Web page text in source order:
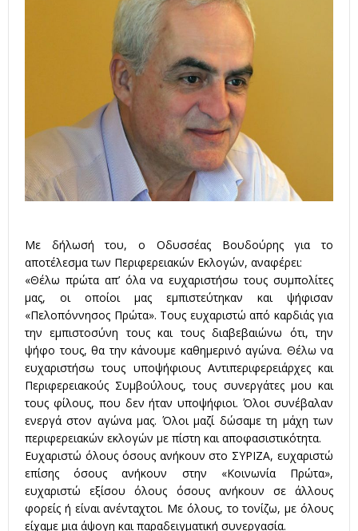
Με δήλωσή του, ο Οδυσσέας Βουδούρης για το
αποτέλεσμα των Περιφερειακών Εκλογών, αναφέρει:
«Θέλω πρώτα απ’ όλα να ευχαριστήσω τους συμπολίτες
μας, οι οποίοι μας εμπιστεύτηκαν και ψήφισαν
«Πελοπόννησος Πρώτα». Τους ευχαριστώ από καρδιάς για
την εμπιστοσύνη τους και τους διαβεβαιώνω ότι, την
ψήφο τους, θα την κάνουμε καθημερινό αγώνα. Θέλω να
ευχαριστήσω τους υποψήφιους Αντιπεριφερειάρχες και
Περιφερειακούς Συμβούλους, τους συνεργάτες μου και
τους φίλους, που δεν ήταν υποψήφιοι. Όλοι συνέβαλαν
ενεργά στον αγώνα μας. Όλοι μαζί δώσαμε τη μάχη των
περιφερειακών εκλογών με πίστη και αποφασιστικότητα.
Ευχαριστώ όλους όσους ανήκουν στο ΣΥΡΙΖΑ, ευχαριστώ
επίσης όσους ανήκουν στην «Κοινωνία Πρώτα»,
ευχαριστώ εξίσου όλους όσους ανήκουν σε άλλους
φορείς ή είναι ανένταχτοι. Με όλους, το τονίζω, με όλους
είχαμε μια άψογη και παραδειγματική συνεργασία.